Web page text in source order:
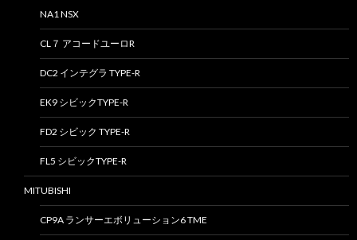
NA1 NSX
CL７ アコードユーロR
DC2 インテグラ TYPE-R
EK9 シビックTYPE-R
FD2 シビック TYPE-R
FL5 シビックTYPE-R
MITUBISHI
CP9A ランサーエボリューション6 TME